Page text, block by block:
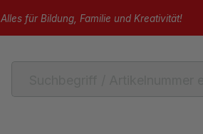
Alles für Bildung, Familie und Kreativität!